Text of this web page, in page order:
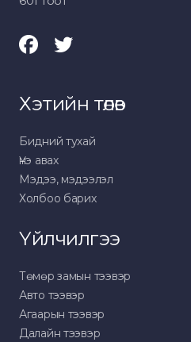
Хэтийн төлөв
Бидний тухай
Үнэ авах
Мэдээ, мэдээлэл
Холбоо барих
Үйлчилгээ
Төмөр замын тээвэр
Авто тээвэр
Агаарын тээвэр
Далайн тээвэр